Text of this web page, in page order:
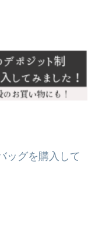
ッグを購入して